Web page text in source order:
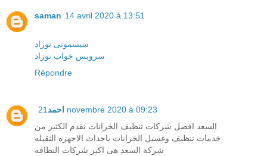
saman 14 avril 2020 à 13:51
سیسمونی نوزاد
سرویس خواب نوزاد
Répondre
احمد 21 novembre 2020 à 09:23
السعد افضل شركات تنظيف الخزانات نقدم الكثير من
خدمات تنظيف وغسيل الخزانات باحداث الاجهزه الثقيله
شركة السعد هى اكبر شركات النظافه